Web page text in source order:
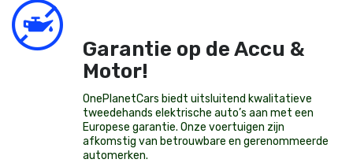
Garantie op de Accu &
Motor!
OnePlanetCars biedt uitsluitend kwalitatieve
tweedehands elektrische auto’s aan met een
Europese garantie. Onze voertuigen zijn
afkomstig van betrouwbare en gerenommeerde
automerken.